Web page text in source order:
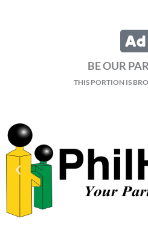
BE OUR
THIS PORTION IS